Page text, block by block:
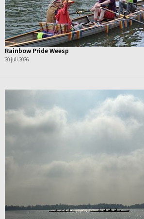
Rainbow Pride Weesp
20 juli 2026